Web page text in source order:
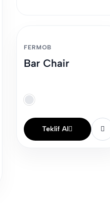
FERMOB
Bar Chair
Teklif Al